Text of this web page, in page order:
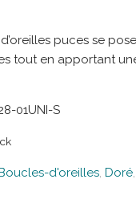
puces se
tout en apportant
01UNI-S
d'oreilles, Doré,